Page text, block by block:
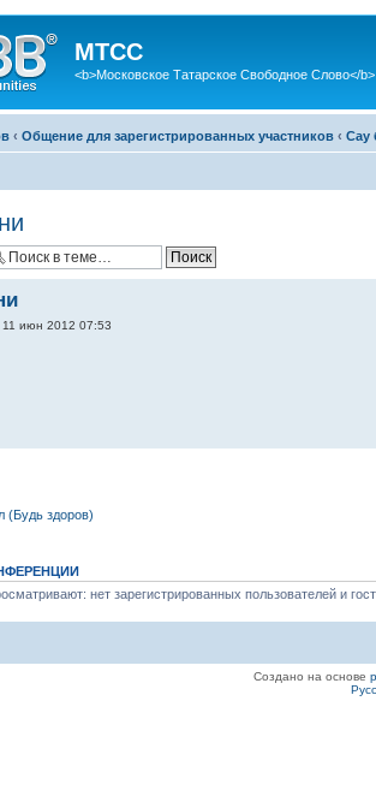
МТСС
<b>Московское Татарское Свободное Слово</b>
‹ Общение для зарегистрированных участников ‹ Сау
11 июн 2012 07:53
(Будь здоров)
нет зарегистрированных пользователей и
Создано на основе